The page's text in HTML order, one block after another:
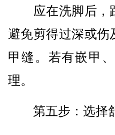
应在洗脚后，
避免剪得过深或伤
甲缝。若有嵌甲
理。
第五步：选择